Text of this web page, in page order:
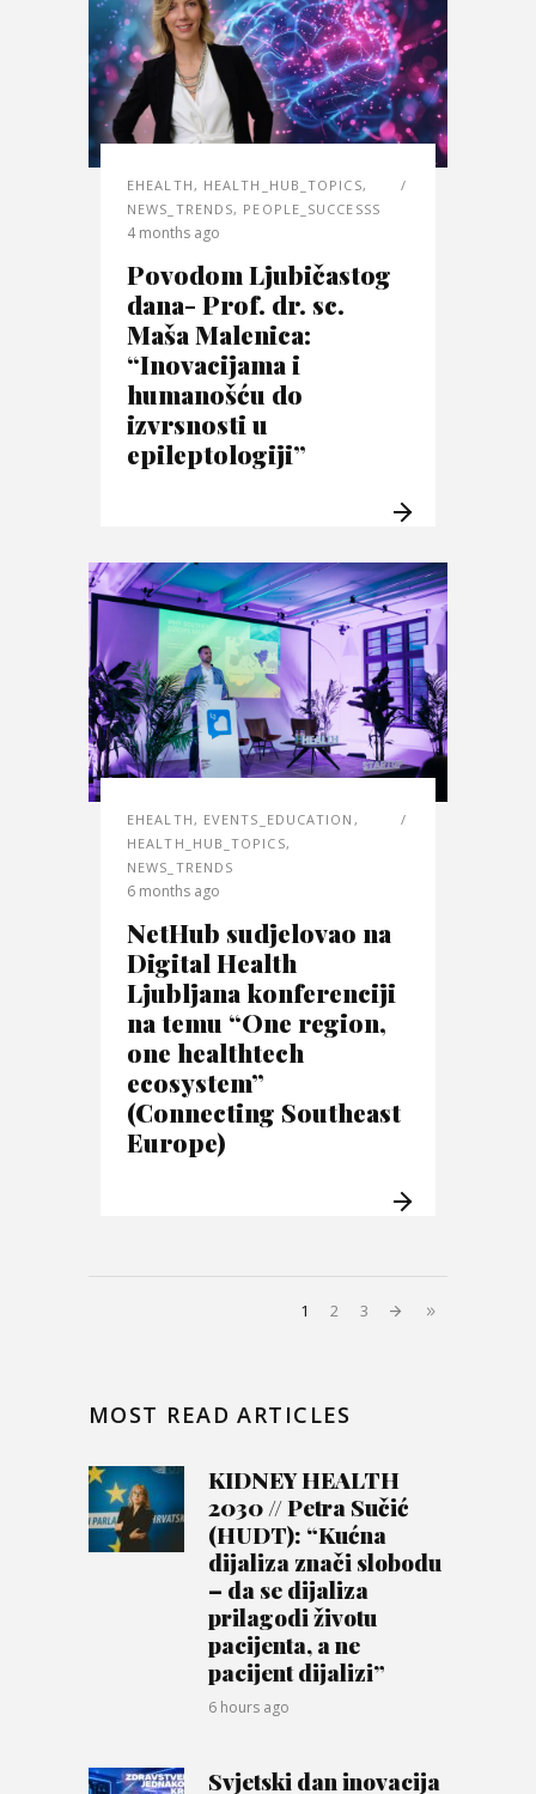
EHEALTH, HEALTH_HUB_TOPICS,
NEWS_TRENDS, PEOPLE_SUCCESSS
4 months ago
Povodom Ljubičastog
dana- Prof. dr. sc.
Maša Malenica:
“Inovacijama i
humanošću do
izvrsnosti u
epileptologiji”
EHEALTH, EVENTS_EDUCATION ,
HEALTH_HUB_TOPICS,
NEWS_TRENDS
6 months ago
NetHub sudjelovao na
Digital Health
Ljubljana konferenciji
na temu “One region,
one healthtech
ecosystem”
(Connecting Southeast
Europe)
1 2 3
MOST READ ARTICLES
KIDNEY HEALTH
2030 // Petra Sučić
(HUDT): “Kućna
dijaliza znači slobodu
– da se dijaliza
prilagodi životu
pacijenta, a ne
pacijent dijalizi”
6 hours ago
Svjetski dan inovacija